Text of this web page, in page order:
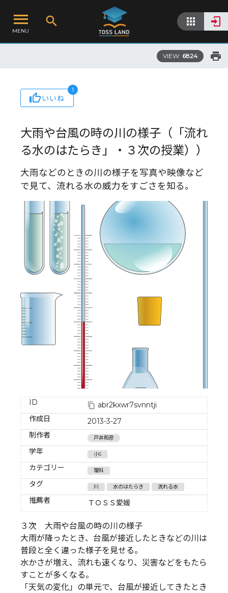
MENU
VIEW: 6824
いいね
1
大雨や台風の時の川の様子（「流れ
る水のはたらき」・３次の授業））
大雨などのときの川の様子を写真や映像など
で見て、流れる水の威力をすごさを知る。
ID
abr2kxwr7svnntji
作成日
2013-3-27
制作者
戸井和彦
学年 小5
カテゴリー 理科
タグ 川 水のはたらき 流れる水
推薦者 ＴＯＳＳ愛媛
３次 大雨や台風の時の川の様子
大雨が降ったとき、台風が接近したときなどの川は
普段と全く違った様子を見せる。
水かさが増え、流れも速くなり、災害などをもたら
すことが多くなる。
「天気の変化」の単元で、台風が接近してきたとき